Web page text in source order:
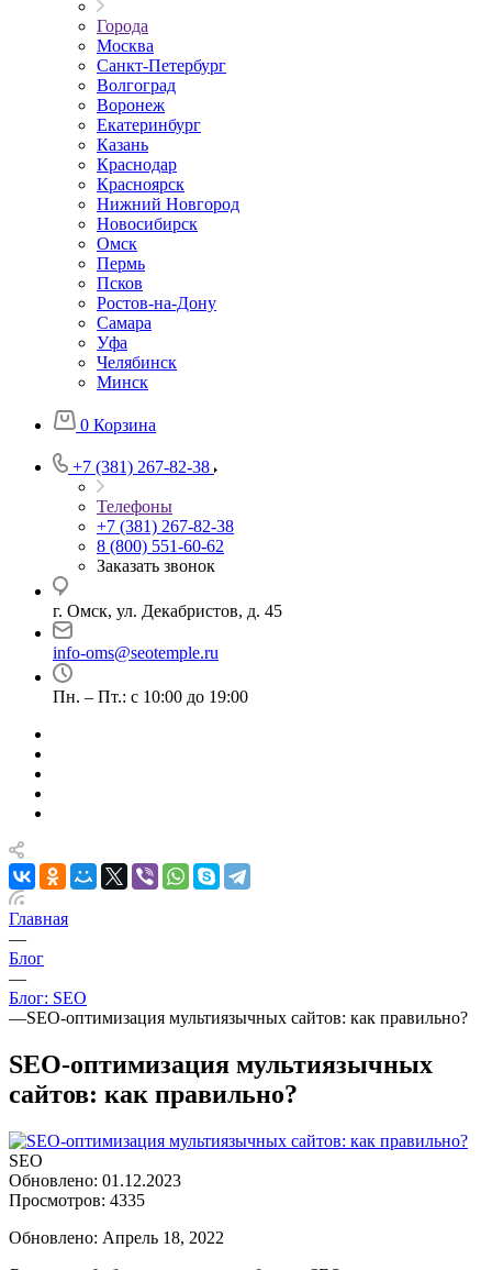
Города
Москва
Санкт-Петербург
Волгоград
Воронеж
Екатеринбург
Казань
Краснодар
Красноярск
Нижний Новгород
Новосибирск
Омск
Пермь
Псков
Ростов-на-Дону
Самара
Уфа
Челябинск
Минск
0 Корзина
+7 (381) 267-82-38
Телефоны
+7 (381) 267-82-38
8 (800) 551-60-62
Заказать звонок
г. Омск, ул. Декабристов, д. 45
info-oms@seotemple.ru
Пн. – Пт.: с 10:00 до 19:00
Главная
—
Блог
—
Блог: SEO
—SEO-оптимизация мультиязычных сайтов: как правильно?
SEO-оптимизация мультиязычных
сайтов: как правильно?
SEO
Обновлено: 01.12.2023
Просмотров: 4335
Обновлено: Апрель 18, 2022